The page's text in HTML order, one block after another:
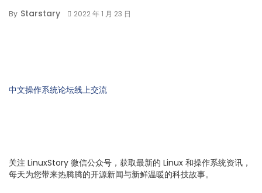
By Starstary 2022 年 1 月 23 日
中文操作系统论坛线上交流
关注 LinuxStory 微信公众号，获取最新的 Linux 和操作系统资讯，
每天为您带来热腾腾的开源新闻与新鲜温暖的科技故事。